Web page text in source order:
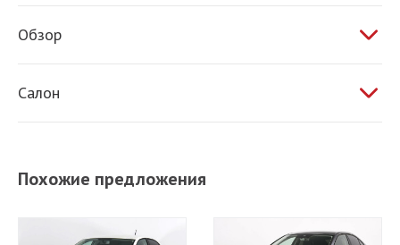
Обзор
Салон
Бортовой компьютер
Похожие предложения